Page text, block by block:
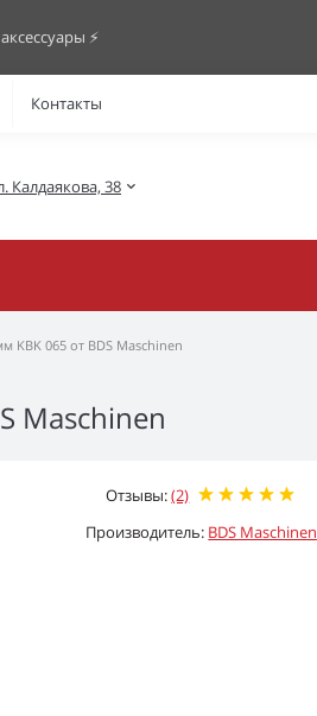
⚡️
Контакты
Калдаякова, 38
KBK 065 от BDS Maschinen
Maschinen
Отзывы:(2)
Производитель: BDS Maschinen